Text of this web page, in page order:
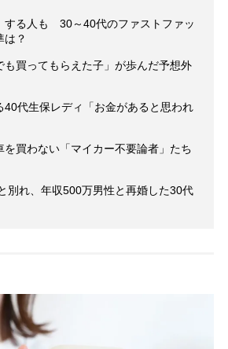
する人も 30～40代のファストファッ
は？
も買ってもらえた子」が歩んだ予想外
40代生保レディ「お金があると思われ
を買わない「マイカー不要論者」たち
別れ、年収500万男性と再婚した30代